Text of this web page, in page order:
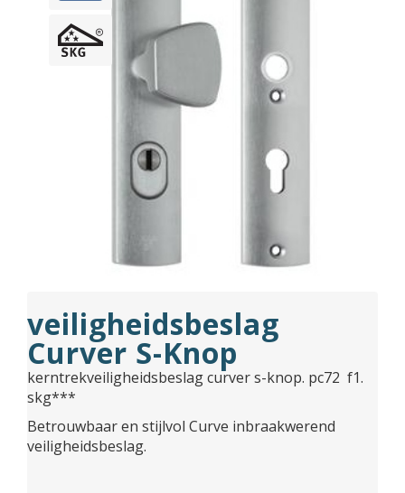
veiligheidsbeslag
Curver S-Knop
kerntrekveiligheidsbeslag curver s-knop. pc72 f1.
skg***
Betrouwbaar en stijlvol Curve inbraakwerend
veiligheidsbeslag.